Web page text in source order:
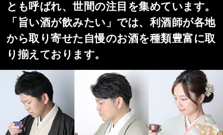
とも呼ばれ、世間の注目を集めています。
「旨い酒が飲みたい」では、利酒師が各地
から取り寄せた自慢のお酒を種類豊富に取
り揃えております。